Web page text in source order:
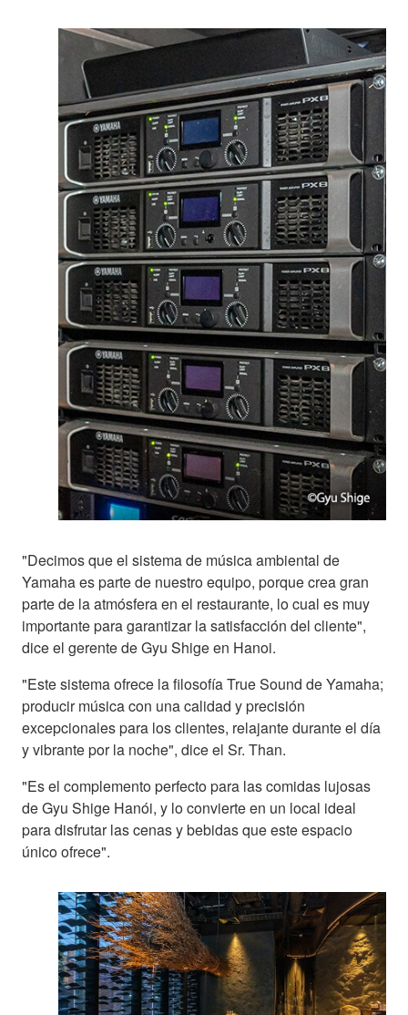
"Decimos que el sistema de música ambiental de
Yamaha es parte de nuestro equipo, porque crea gran
parte de la atmósfera en el restaurante, lo cual es muy
importante para garantizar la satisfacción del cliente",
dice el gerente de Gyu Shige en Hanoi.
"Este sistema ofrece la filosofía True Sound de Yamaha;
producir música con una calidad y precisión
excepcionales para los clientes, relajante durante el día
y vibrante por la noche", dice el Sr. Than.
"Es el complemento perfecto para las comidas lujosas
de Gyu Shige Hanói, y lo convierte en un local ideal
para disfrutar las cenas y bebidas que este espacio
único ofrece".